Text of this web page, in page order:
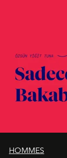
HOMMES